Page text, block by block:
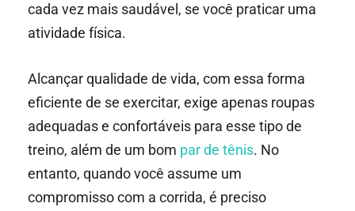
cada vez mais saudável, se você praticar uma
atividade física.
Alcançar qualidade de vida, com essa forma
eficiente de se exercitar, exige apenas roupas
adequadas e confortáveis para esse tipo de
treino, além de um bom par de tênis. No
entanto, quando você assume um
compromisso com a corrida, é preciso